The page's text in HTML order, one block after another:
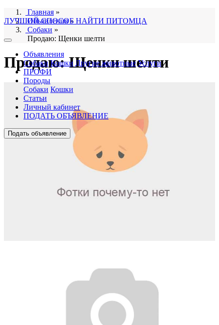
ЛУЧШИЙ СПОСОБ НАЙТИ ПИТОМЦА
Объявления
Собаки Кошки Другие животные Услуги
ПРОФИ
Породы
Собаки Кошки
Статьи
Личный кабинет
ПОДАТЬ ОБЪЯВЛЕНИЕ
Подать объявление
Главная »
Объявления»
Собаки »
Продаю: Щенки шелти
Продаю: Щенки шелти